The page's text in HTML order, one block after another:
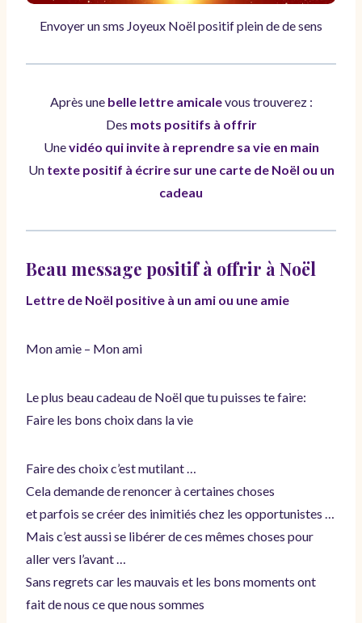
Envoyer un sms Joyeux Noël positif plein de de sens
Après unebelle lettre amicalevous trouverez :
Des mots positifs à offrir
Unevidéo qui invite à reprendre sa vie en main
Un texte positif à écrire sur une carte de Noël ou un
cadeau
Beau message positif à offrir à Noël
Lettre de Noël positive à un ami ou une amie
Mon amie – Mon ami
Le plus beau cadeau de Noël que tu puisses te faire:
Faire les bons choix dans la vie
Faire des choix c’est mutilant …
Cela demande de renoncer à certaines choses
et parfois se créer des inimitiés chez les opportunistes …
Mais c’est aussi se libérer de ces mêmes choses pour
aller vers l’avant …
Sans regrets car les mauvais et les bons moments ont
fait de nous ce que nous sommes